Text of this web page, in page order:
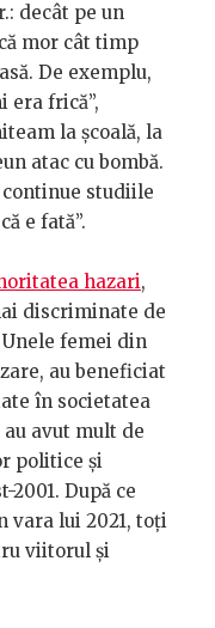
decât pe un
mor cât timp
De exemplu,
era frică”,
la școală, la
atac cu bombă.
continue studiile
e fată”.
hazari,
discriminate de
femei din
au beneficiat
în societatea
avut mult de
politice și
După ce
vara lui 2021, toți
viitorul și